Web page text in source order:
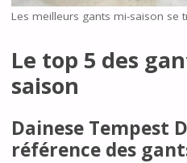
Les meilleurs gants mi-saison se
Le top 5 des
saison
Dainese Tempest
référence des